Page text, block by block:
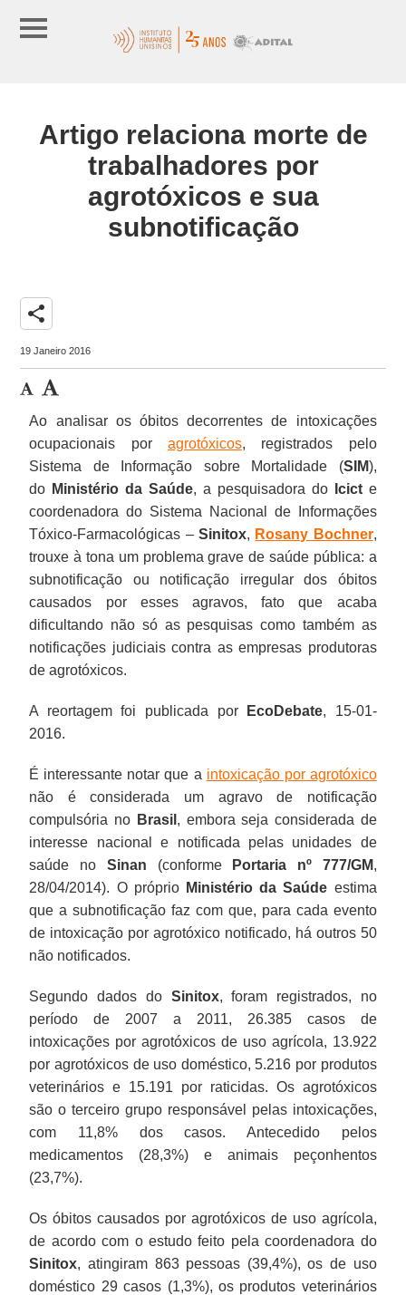
Artigo relaciona morte de
trabalhadores por
agrotóxicos e sua
subnotificação
share
19 Janeiro 2016
Ao analisar os óbitos decorrentes de intoxicações
ocupacionais por agrotóxicos, registrados pelo
Sistema de Informação sobre Mortalidade (SIM),
do Ministério da Saúde, a pesquisadora do Icicte
coordenadora do Sistema Nacional de Informações
Tóxico-Farmacológicas – Sinitox, Rosany Bochner,
trouxe à tona um problema grave de saúde pública: a
subnotificação ou notificação irregular dos óbitos
causados por esses agravos, fato que acaba
dificultando não só as pesquisas como também as
notificações judiciais contra as empresas produtoras
de agrotóxicos.
A reortagem foi publicada por EcoDebate, 15-01-
2016.
É interessante notar que a intoxicação por agrotóxico
não é considerada um agravo de notificação
compulsória no Brasil , embora seja considerada de
interesse nacional e notificada pelas unidades de
saúde no Sinan (conforme Portaria nº 777/GM,
28/04/2014). O próprio Ministério da Saúde estima
que a subnotificação faz com que, para cada evento
de intoxicação por agrotóxico notificado, há outros 50
não notificados.
Segundo dados do Sinitox, foram registrados, no
período de 2007 a 2011, 26.385 casos de
intoxicações por agrotóxicos de uso agrícola, 13.922
por agrotóxicos de uso doméstico, 5.216 por produtos
veterinários e 15.191 por raticidas. Os agrotóxicos
são o terceiro grupo responsável pelas intoxicações,
com 11,8% dos casos. Antecedido pelos
medicamentos (28,3%) e animais peçonhentos
(23,7%).
Os óbitos causados por agrotóxicos de uso agrícola,
de acordo com o estudo feito pela coordenadora do
Sinitox, atingiram 863 pessoas (39,4%), os de uso
doméstico 29 casos (1,3%), os produtos veterinários